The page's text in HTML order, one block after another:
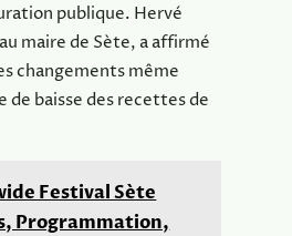
publique. Hervé
maire de Sète, a affirmé
changements même
de baisse des recettes de
Festival Sète
Programmation,